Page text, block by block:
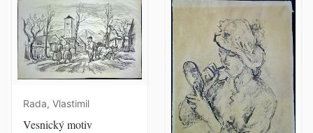
Rada, Vlastimil
Vesnický motiv